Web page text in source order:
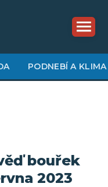
PODNEBÍ A KLIMA
bouřek
2023